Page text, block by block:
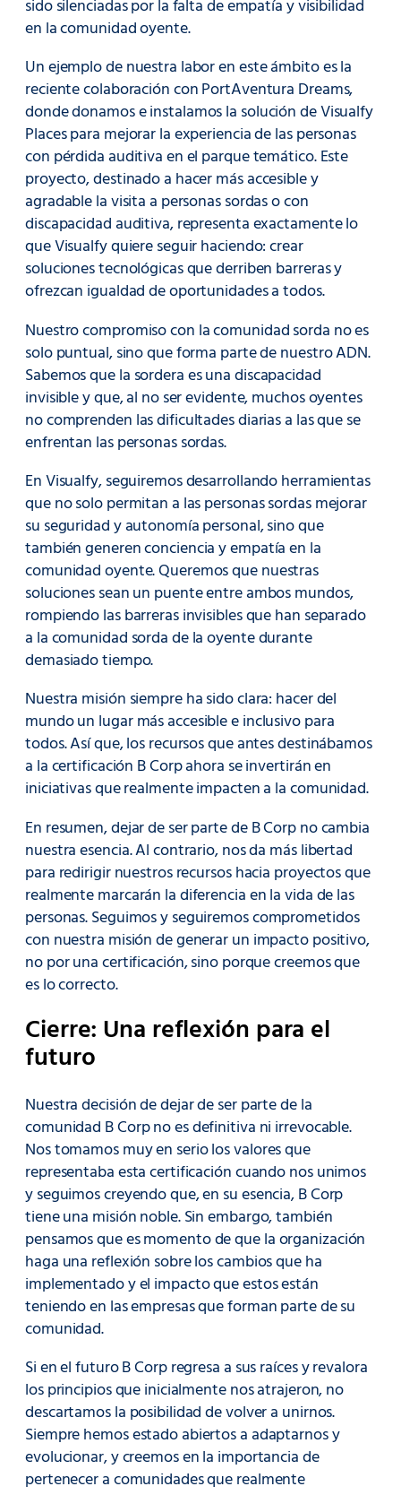
sido silenciadas por la falta de empatía y visibilidad
en la comunidad oyente.
Un ejemplo de nuestra labor en este ámbito es la
reciente colaboración con PortAventura Dreams,
donde donamos e instalamos la solución de Visualfy
Places para mejorar la experiencia de las personas
con pérdida auditiva en el parque temático. Este
proyecto, destinado a hacer más accesible y
agradable la visita a personas sordas o con
discapacidad auditiva, representa exactamente lo
que Visualfy quiere seguir haciendo: crear
soluciones tecnológicas que derriben barreras y
ofrezcan igualdad de oportunidades a todos.
Nuestro compromiso con la comunidad sorda no es
solo puntual, sino que forma parte de nuestro ADN.
Sabemos que la sordera es una discapacidad
invisible y que, al no ser evidente, muchos oyentes
no comprenden las dificultades diarias a las que se
enfrentan las personas sordas.
En Visualfy, seguiremos desarrollando herramientas
que no solo permitan a las personas sordas mejorar
su seguridad y autonomía personal, sino que
también generen conciencia y empatía en la
comunidad oyente. Queremos que nuestras
soluciones sean un puente entre ambos mundos,
rompiendo las barreras invisibles que han separado
a la comunidad sorda de la oyente durante
demasiado tiempo.
Nuestra misión siempre ha sido clara: hacer del
mundo un lugar más accesible e inclusivo para
todos. Así que, los recursos que antes destinábamos
a la certificación B Corp ahora se invertirán en
iniciativas que realmente impacten a la comunidad.
En resumen, dejar de ser parte de B Corp no cambia
nuestra esencia. Al contrario, nos da más libertad
para redirigir nuestros recursos hacia proyectos que
realmente marcarán la diferencia en la vida de las
personas. Seguimos y seguiremos comprometidos
con nuestra misión de generar un impacto positivo,
no por una certificación, sino porque creemos que
es lo correcto.
Cierre: Una reflexión para el
futuro
Nuestra decisión de dejar de ser parte de la
comunidad B Corp no es definitiva ni irrevocable.
Nos tomamos muy en serio los valores que
representaba esta certificación cuando nos unimos
y seguimos creyendo que, en su esencia, B Corp
tiene una misión noble. Sin embargo, también
pensamos que es momento de que la organización
haga una reflexión sobre los cambios que ha
implementado y el impacto que estos están
teniendo en las empresas que forman parte de su
comunidad.
Si en el futuro B Corp regresa a sus raíces y revalora
los principios que inicialmente nos atrajeron, no
descartamos la posibilidad de volver a unirnos.
Siempre hemos estado abiertos a adaptarnos y
evolucionar, y creemos en la importancia de
pertenecer a comunidades que realmente